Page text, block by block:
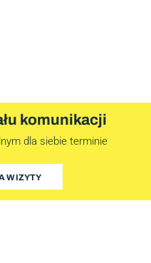
komunikacji
dla siebie terminie
WIZYTY